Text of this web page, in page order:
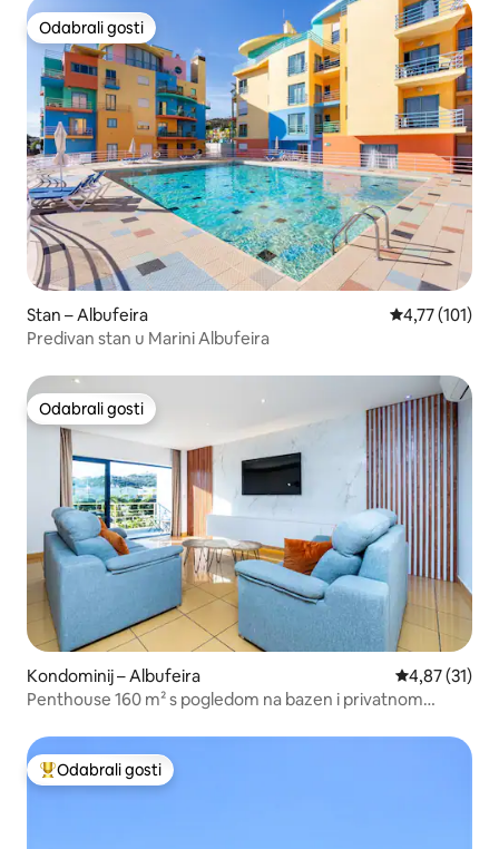
Odabrali gosti
Odabrali gosti
Stan – Albufeira Prosječna
4,77 (101)
Predivan stan u Marini Albufeira
Odabrali gosti
Odabrali gosti
Kondominij – Albufeira Prosječna
4,87 (31)
Penthouse 160 m² s pogledom na bazen i privatnom
Među najviše rangiranima s oznakom „Odabrali gosti”
Odabrali gosti